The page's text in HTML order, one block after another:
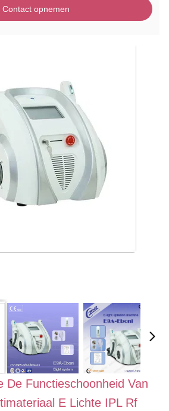
Contact opnemen
De Functieschoonheid Van
E Lichte IPL Rf